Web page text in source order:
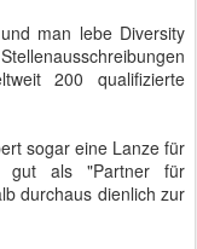
man lebe Diversity
200 qualifizierte
sogar eine Lanze für
gut als "Partner für
durchaus dienlich zur